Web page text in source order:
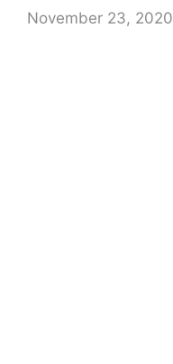
November 23, 2020